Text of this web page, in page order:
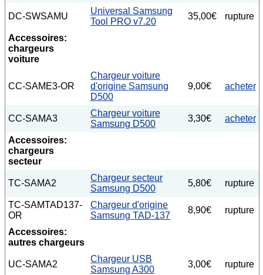
DC-SWSAMU
Universal Samsung
Tool PRO v7.20
35,00€ rupture
Accessoires:
chargeurs
voiture
CC-SAME3-OR
Chargeur voiture
d'origine Samsung
D500
9,00€ acheter
CC-SAMA3
Chargeur voiture
Samsung D500
3,30€ acheter
Accessoires:
chargeurs
secteur
TC-SAMA2
Chargeur secteur
Samsung D500
5,80€ rupture
TC-SAMTAD137-
OR
Chargeur d'origine
Samsung TAD-137
8,90€ rupture
Accessoires:
autres chargeurs
UC-SAMA2
Chargeur USB
Samsung A300
3,00€ rupture